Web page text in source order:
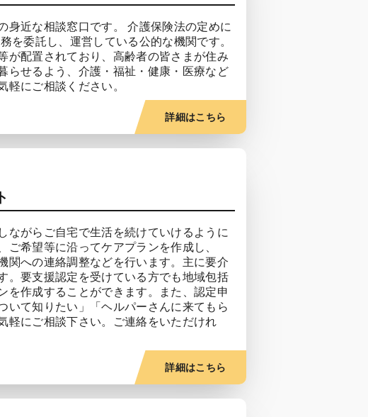
身近な相談窓口です。 介護保険法の定めに
を委託し、運営している公的な機関です。
が配置されており、高齢者の皆さまが住み
らせるよう、介護・福祉・健康・医療など
軽にご相談ください。
詳細はこちら
ながらご自宅で生活を続けていけるように
希望等に沿ってケアプランを作成し、
関への連絡調整などを行います。主に要介
。要支援認定を受けている方でも地域包括
を作成することができます。また、認定申
いて知りたい」「ヘルパーさんに来てもら
軽にご相談下さい。ご連絡をいただけれ
詳細はこちら